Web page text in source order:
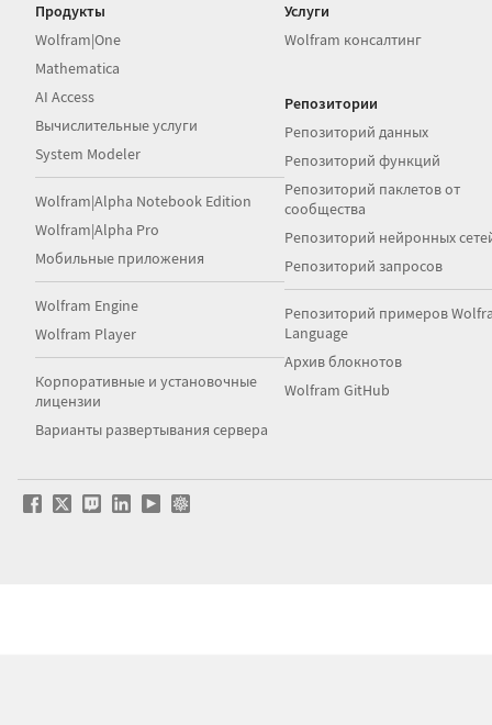
Продукты
Wolfram|One
Mathematica
AI Access
Вычислительные услуги
System Modeler
Wolfram|Alpha Notebook Edition
Wolfram|Alpha Pro
Мобильные приложения
Wolfram Engine
Wolfram Player
Корпоративные и установочные
лицензии
Варианты развертывания сервера
Услуги
Wolfram консалтинг
Репозитории
Репозиторий данных
Репозиторий функций
Репозиторий паклетов от
сообщества
Репозиторий нейронных
Репозиторий запросов
Репозиторий примеров
Language
Архив блокнотов
Wolfram GitHub